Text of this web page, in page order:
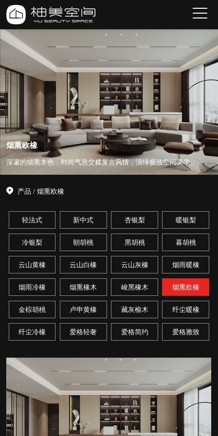
烟熏欧橡
深邃的烟熏木色，时尚气息交糅复古风情，演绎极致空间美学。
产品 / 烟熏欧橡
轻法式 新中式 杏银梨 暖银梨
冷银梨 朝胡桃 黑胡桃 暮胡桃
云山黄橡 云山白橡 云山灰橡 烟雨暖橡
烟雨冷橡 烟熏橡木 峻黑橡木 烟熏欧橡
金棕胡桃 卢申黄橡 藏灰榆木 纤尘暖橡
纤尘冷橡 爱格轻奢 爱格简约 爱格雅致